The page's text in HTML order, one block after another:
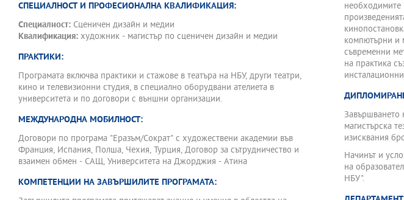
СПЕЦИАЛНОСТ И ПРОФЕСИОНАЛНА КВАЛИФИКАЦИЯ:
Специалност: Сценичен дизайн и медии
Квалификация: художник - магистър по сценичен дизайн и медии
ПРАКТИКИ:
Програмата включва практики и стажове в театъра на НБУ, други театри,
кино и телевизионни студия, в специално оборудвани ателиета в
университета и по договори с външни организации.
МЕЖДУНАРОДНА МОБИЛНОСТ:
Договори по програма "Еразъм/Сократ" с художествени академии във
Франция, Испания, Полша, Чехия, Турция, Договор за сътрудничество и
взаимен обмен - САЩ, Университета на Джорджия - Атина
КОМПЕТЕНЦИИ НА ЗАВЪРШИЛИТЕ ПРОГРАМАТА:
необходимите
компютърни и
съвременни
на практика
Завършването
магистърска
изисквания
Начинът и
на
НБУ".